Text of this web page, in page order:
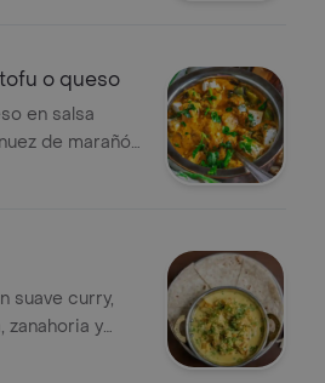
o queso
en salsa
de marañón
de tortilla roti.
suave curry,
tortilla roti y